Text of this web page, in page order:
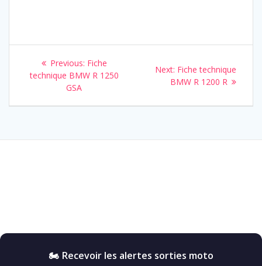
Navigation
l’article
Previous: Previous
post:
Fiche
technique BMW R 1250
GSA
Next: Next
post:
Fiche technique
BMW R 1200 R
🏍️ Recevoir les alertes sorties moto